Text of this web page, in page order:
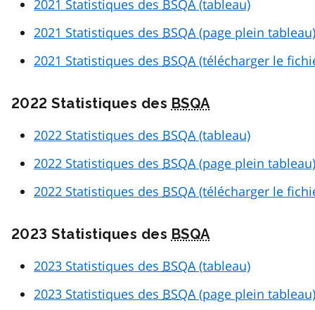
2021 Statistiques des BSQA(tableau)
2021 Statistiques des BSQA(page plein tableau)
2021 Statistiques des BSQA(télécharger le
2022 Statistiques des BSQA
2022 Statistiques des BSQA(tableau)
2022 Statistiques des BSQA(page plein tableau)
2022 Statistiques des BSQA(télécharger le
2023 Statistiques des BSQA
2023 Statistiques des BSQA(tableau)
2023 Statistiques des BSQA(page plein tableau)